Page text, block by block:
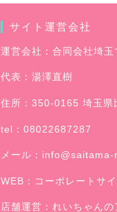
サイト運営会社
運営会社：合同会社埼玉
代表：湯澤直樹
住所：350-0165 埼玉県
tel：08022687287
メール：
WEB： コーポレートサイ
店舗運営：れいちゃんの